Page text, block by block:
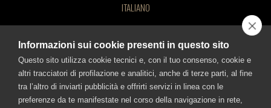
©FRATELLI BRANCA DISTILLERIE S.p.A.
Offices: Via Broletto 35, 20121 Milan, Italy – Production facility: Via Resegone 2,
Tel. 0039 02 85131 / Email info@branca.it
Milan Registry of Companies no. 00720670157 – Taxpayer and VAT no.:
IT00720670157
Capital Stock 1,500,000.00 Euros, fully paid-in.
BRANCA'S SITES
ITALIANO
DRINK RESPONSIBLY!
FRATELLI BRANCA DISTILLERIE SRL
Informazioni sui cookie presenti in questo sito
Questo sito utilizza cookie tecnici e, con il tuo consenso, cookie e
altri tracciatori di profilazione e analitici, anche di terze parti, al fine
tra l’altro di inviarti pubblicità e offrirti servizi in linea con le
preferenze da te manifestate nel corso della navigazione in rete,